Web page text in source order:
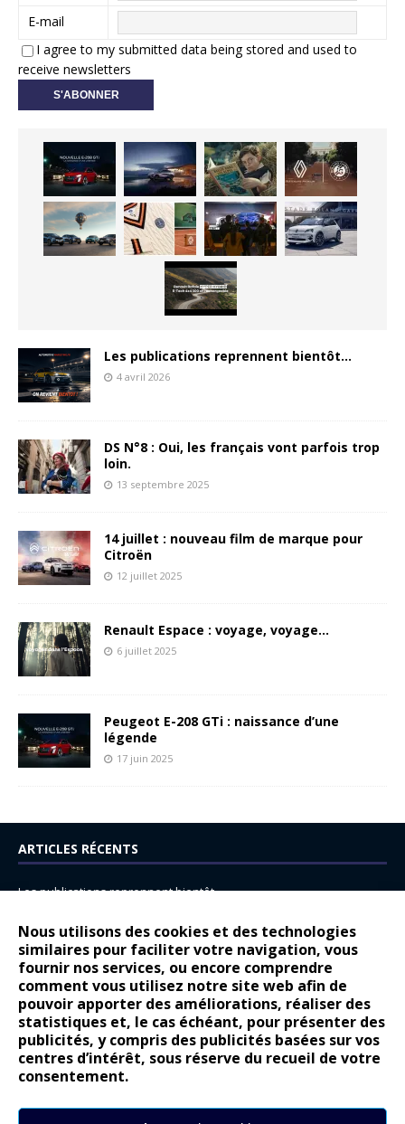
Nous utilisons des cookies et des technologies
similaires pour faciliter votre navigation, vous
fournir nos services, ou encore comprendre
comment vous utilisez notre site web afin de
pouvoir apporter des améliorations, réaliser des
statistiques et, le cas échéant, pour présenter des
publicités, y compris des publicités basées sur vos
centres d’intérêt, sous réserve du recueil de votre
consentement.
E-mail
I agree to my submitted data being stored and used to
receive newsletters
Les publications reprennent bientôt…
4 avril 2026
DS N°8 : Oui, les français vont parfois trop
loin.
13 septembre 2025
14 juillet : nouveau film de marque pour
Citroën
12 juillet 2025
Renault Espace : voyage, voyage…
6 juillet 2025
Peugeot E-208 GTi : naissance d’une
légende
17 juin 2025
ARTICLES RÉCENTS
Les publications reprennent bientôt…
14 juillet : nouveau film de marque pour Citroën
Renault Espace : voyage, voyage…
Peugeot E-208 GTi : naissance d’une légende
COMMENTAIRES RÉCENTS
Bernard Dardartdans
Gilly